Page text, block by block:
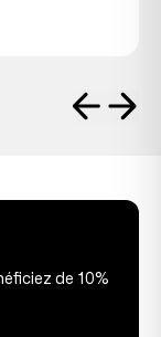
de 10%